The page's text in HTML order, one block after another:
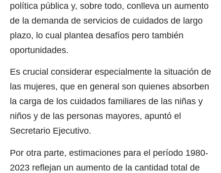
política pública y, sobre todo, conlleva un aumento
de la demanda de servicios de cuidados de largo
plazo, lo cual plantea desafíos pero también
oportunidades.
Es crucial considerar especialmente la situación de
las mujeres, que en general son quienes absorben
la carga de los cuidados familiares de las niñas y
niños y de las personas mayores, apuntó el
Secretario Ejecutivo.
Por otra parte, estimaciones para el período 1980-
2023 reflejan un aumento de la cantidad total de